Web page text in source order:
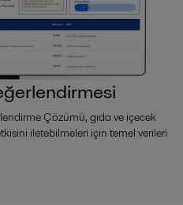
Çözümü, gıda ve içecek
iletebilmeleri için temel verileri